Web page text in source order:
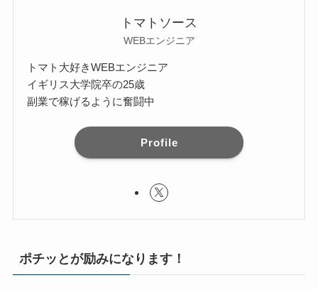
トマトソース
WEBエンジニア
トマト大好きWEBエンジニア
イギリス大学院卒の25歳
副業で稼げるように奮闘中
Profile
ポチッとが励みになります！